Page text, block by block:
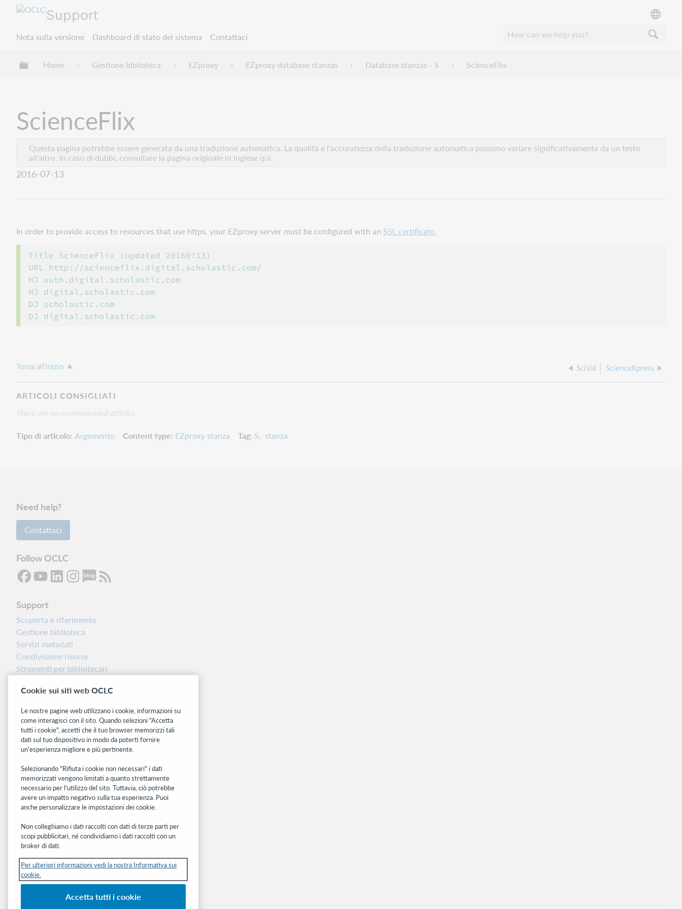
Support
Nota sulla versione Dashboard di stato del sistema Contattaci
Espandi/comprimi la gerarchia globale
Home Gestione biblioteca EZproxy EZproxy database stanzas Database stanzas - S ScienceFlix
ScienceFlix
Questa pagina potrebbe essere generata da una traduzione automatica. La qualità e l'accuratezza della traduzione automatica possono variare significativamente da un testo
all'altro. In caso di dubbi, consultare la pagina originale in inglese qui.
2016-07-13
In order to provide access to resources that use https, your EZproxy server must be configured with an SSL certificate.
Title ScienceFlix (updated 20160713)
URL http://scienceflix.digital.scholastic.com/
HJ auth.digital.scholastic.com
HJ digital.scholastic.com
DJ scholastic.com
Torna all'inizio SciVal ScienceXpress
ARTICOLI CONSIGLIATI
There are no recommended articles.
Tipo di articolo Argomento Content type EZproxy stanza Tag S stanza
Need help?
Contattaci
Follow OCLC
Support
Scoperta e riferimento
Gestione biblioteca
Servizi metadati
Condivisione risorse
Strumenti per bibliotecari
Dashboard di stato del sistema
Siti correlati
OCLC.org
BibFormats
Community
Ricerca
WebJunction
Rete sviluppatori
Ricevi gli ultimi aggiornamenti di prodotti,
ricerche, eventi e molto altro direttamente
nella tua casella di posta.
Subscribe now
Cookie sui siti web OCLC
Le nostre pagine web utilizzano i cookie, informazioni su
come interagisci con il sito. Quando selezioni "Accetta
tutti i cookie", accetti che il tuo browser memorizzi tali
dati sul tuo dispositivo in modo da poterti fornire
un'esperienza migliore e più pertinente.
Selezionando "Rifiuta i cookie non necessari" i dati
memorizzati vengono limitati a quanto strettamente
necessario per l'utilizzo del sito. Tuttavia, ciò potrebbe
avere un impatto negativo sulla tua esperienza. Puoi
anche personalizzare le impostazioni dei cookie.
Non colleghiamo i dati raccolti con dati di terze parti per
scopi pubblicitari, né condividiamo i dati raccolti con un
broker di dati.
Per ulteriori informazioni vedi la nostra Informativa sui
cookie.
Accetta tutti i cookie